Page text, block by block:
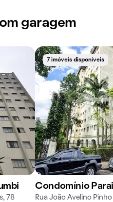
garagem
78
7 imóveis disponíveis
Condomínio
Rua João Avelino